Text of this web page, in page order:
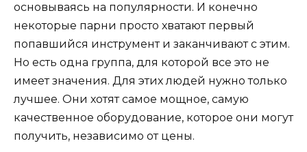
основываясь на популярности. И конечно
некоторые парни просто хватают первый
попавшийся инструмент и заканчивают с этим.
Но есть одна группа, для которой все это не
имеет значения. Для этих людей нужно только
лучшее. Они хотят самое мощное, самую
качественное оборудование, которое они могут
получить, независимо от цены.